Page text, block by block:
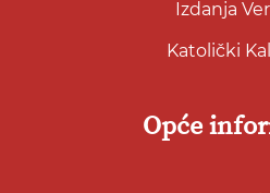
Izdanja
Katolički
Opće